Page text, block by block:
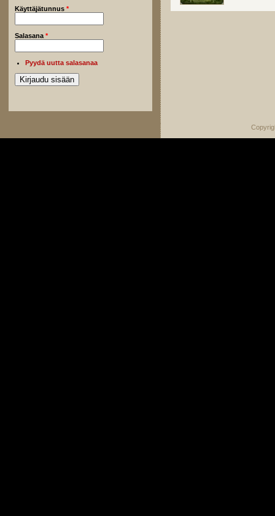
Käyttäjätunnus *
Salasana *
Pyydä uutta salasanaa